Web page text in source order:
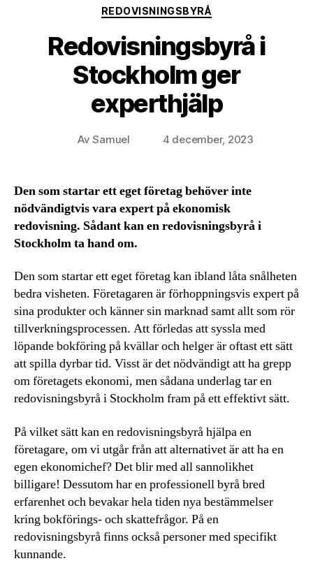
Kategorier
REDOVISNINGSBYRÅ
Redovisningsbyrå i
Stockholm ger
experthjälp
Inläggsförfattare
AvSamuel Inläggsdatum
4 december, 2023
Den som startar ett eget företag behöver inte
nödvändigtvis vara expert på ekonomisk
redovisning. Sådant kan en redovisningsbyrå i
Stockholm ta hand om.
Den som startar ett eget företag kan ibland låta snålheten
bedra visheten. Företagaren är förhoppningsvis expert på
sina produkter och känner sin marknad samt allt som rör
tillverkningsprocessen. Att förledas att syssla med
löpande bokföring på kvällar och helger är oftast ett sätt
att spilla dyrbar tid. Visst är det nödvändigt att ha grepp
om företagets ekonomi, men sådana underlag tar en
redovisningsbyrå i Stockholm fram på ett effektivt sätt.
På vilket sätt kan en redovisningsbyrå hjälpa en
företagare, om vi utgår från att alternativet är att ha en
egen ekonomichef? Det blir med all sannolikhet
billigare! Dessutom har en professionell byrå bred
erfarenhet och bevakar hela tiden nya bestämmelser
kring bokförings- och skattefrågor. På en
redovisningsbyrå finns också personer med specifikt
kunnande.